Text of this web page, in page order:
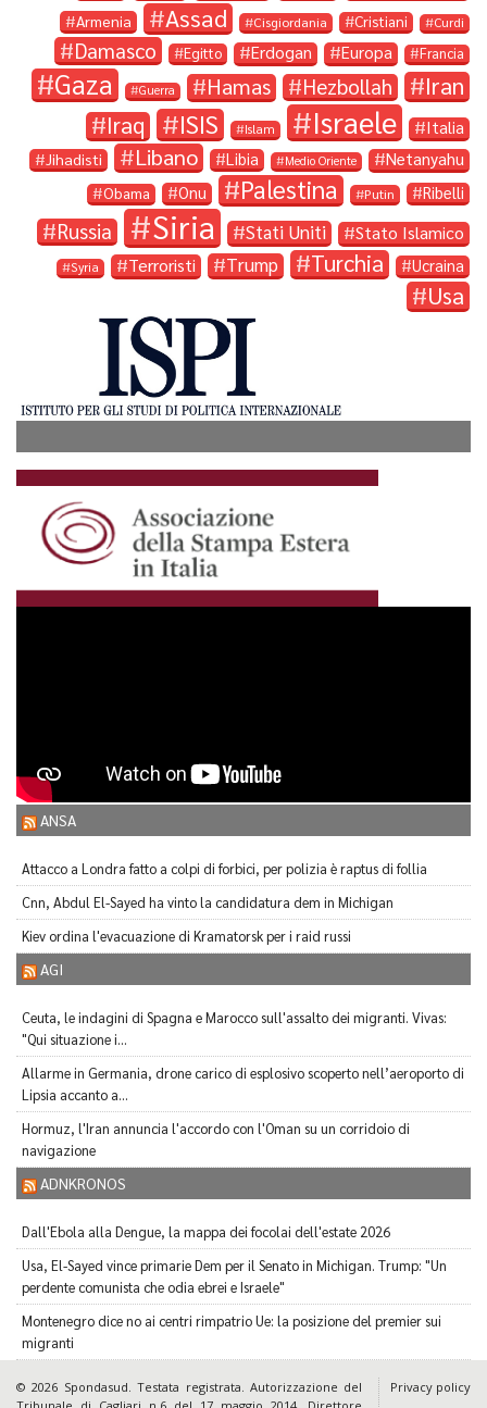
Armenia Assad Cisgiordania Cristiani Curdi
Damasco Egitto Erdogan Europa Francia
Gaza Guerra Hamas Hezbollah Iran
Iraq ISIS Islam Israele Italia
Jihadisti Libano Libia Medio Oriente Netanyahu
Obama Onu Palestina Putin Ribelli
Russia Siria Stati Uniti Stato Islamico
Syria Terroristi Trump Turchia Ucraina
Usa
ANSA
Attacco a Londra fatto a colpi di forbici, per polizia è raptus di follia
Cnn, Abdul El-Sayed ha vinto la candidatura dem in Michigan
Kiev ordina l'evacuazione di Kramatorsk per i raid russi
AGI
Ceuta, le indagini di Spagna e Marocco sull'assalto dei migranti. Vivas:
"Qui situazione i...
Allarme in Germania, drone carico di esplosivo scoperto nell’aeroporto di
Lipsia accanto a...
Hormuz, l'Iran annuncia l'accordo con l'Oman su un corridoio di
navigazione
ADNKRONOS
Dall'Ebola alla Dengue, la mappa dei focolai dell'estate 2026
Usa, El-Sayed vince primarie Dem per il Senato in Michigan. Trump: "Un
perdente comunista che odia ebrei e Israele"
Montenegro dice no ai centri rimpatrio Ue: la posizione del premier sui
migranti
Privacy policy
© 2026 Spondasud. Testata registrata. Autorizzazione del